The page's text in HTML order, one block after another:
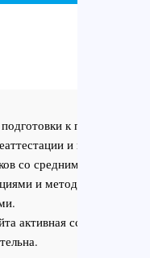
к первичной
и повышения
со средним и высшим
и методическими
активная ссылка на